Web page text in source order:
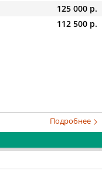
125 000 р.
112 500 р.
Подробнее